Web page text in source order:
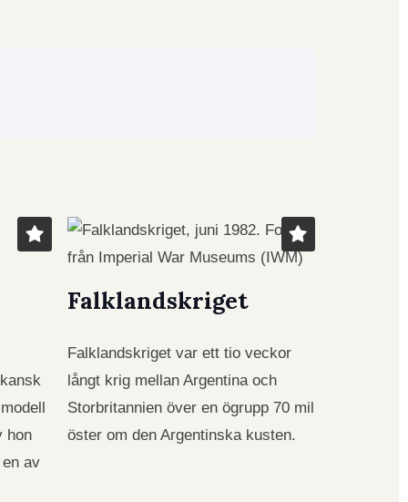
hon
av
Falklandskriget
Falklandskriget var ett tio veckor
långt krig mellan Argentina och
Storbritannien över en ögrupp 70 mil
öster om den Argentinska kusten.